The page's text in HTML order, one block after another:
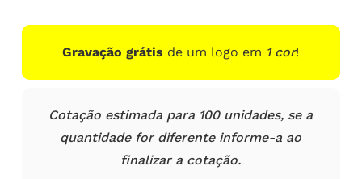
Gravação grátis de um logo em 1 cor!
Cotação estimada para 100 unidades, se a
quantidade for diferente informe-a ao
finalizar a cotação.